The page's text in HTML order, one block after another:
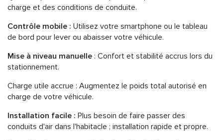
charge et des conditions de conduite.
Contrôle mobile : Utilisez votre smartphone ou le tableau
de bord pour lever ou abaisser votre véhicule.
Mise à niveau manuelle : Confort et stabilité accrus lors du
stationnement.
Charge utile accrue : Augmentez le poids total autorisé en
charge de votre véhicule.
Installation facile : Plus besoin de faire passer des
conduits d'air dans l'habitacle ; installation rapide et propre.